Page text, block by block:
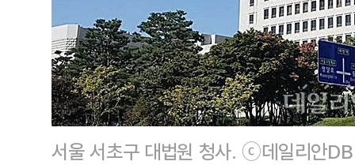
서울 서초구 대법원 청사. ⓒ데일리안DB